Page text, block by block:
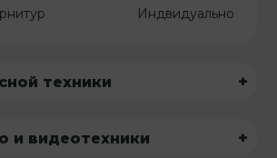
Индвидуально
техники +
и видеотехники +